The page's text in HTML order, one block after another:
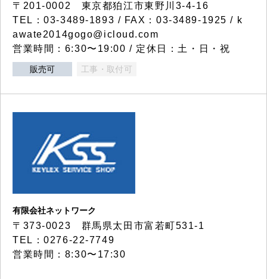
〒201-0002 東京都狛江市東野川3-4-16
TEL：03-3489-1893 / FAX：03-3489-1925 / k
awate2014gogo@icloud.com
営業時間：6:30〜19:00 / 定休日：土・日・祝
販売可 工事・取付可
有限会社ネットワーク
〒373-0023 群馬県太田市富若町531-1
TEL：0276-22-7749
営業時間：8:30〜17:30